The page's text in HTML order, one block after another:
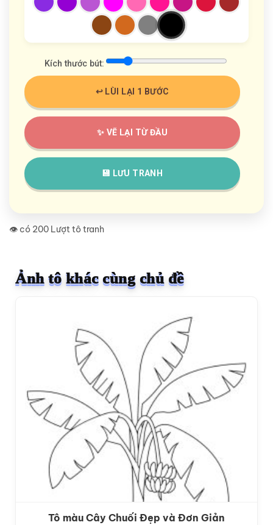
Kích thước bút:
↩️ LÙI LẠI 1 BƯỚC
✨ VẼ LẠI TỪ ĐẦU
💾 LƯU TRANH
👁️ có 200 Lượt tô tranh
Ảnh tô khác cùng chủ đề
Tô màu Cây Chuối Đẹp và Đơn Giản